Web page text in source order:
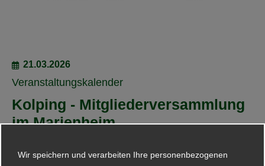
21.03.2026
Veranstaltungskalender
Kolping - Mitgliederversammlung
im Marienheim
Wir speichern und verarbeiten Ihre personenbezogenen